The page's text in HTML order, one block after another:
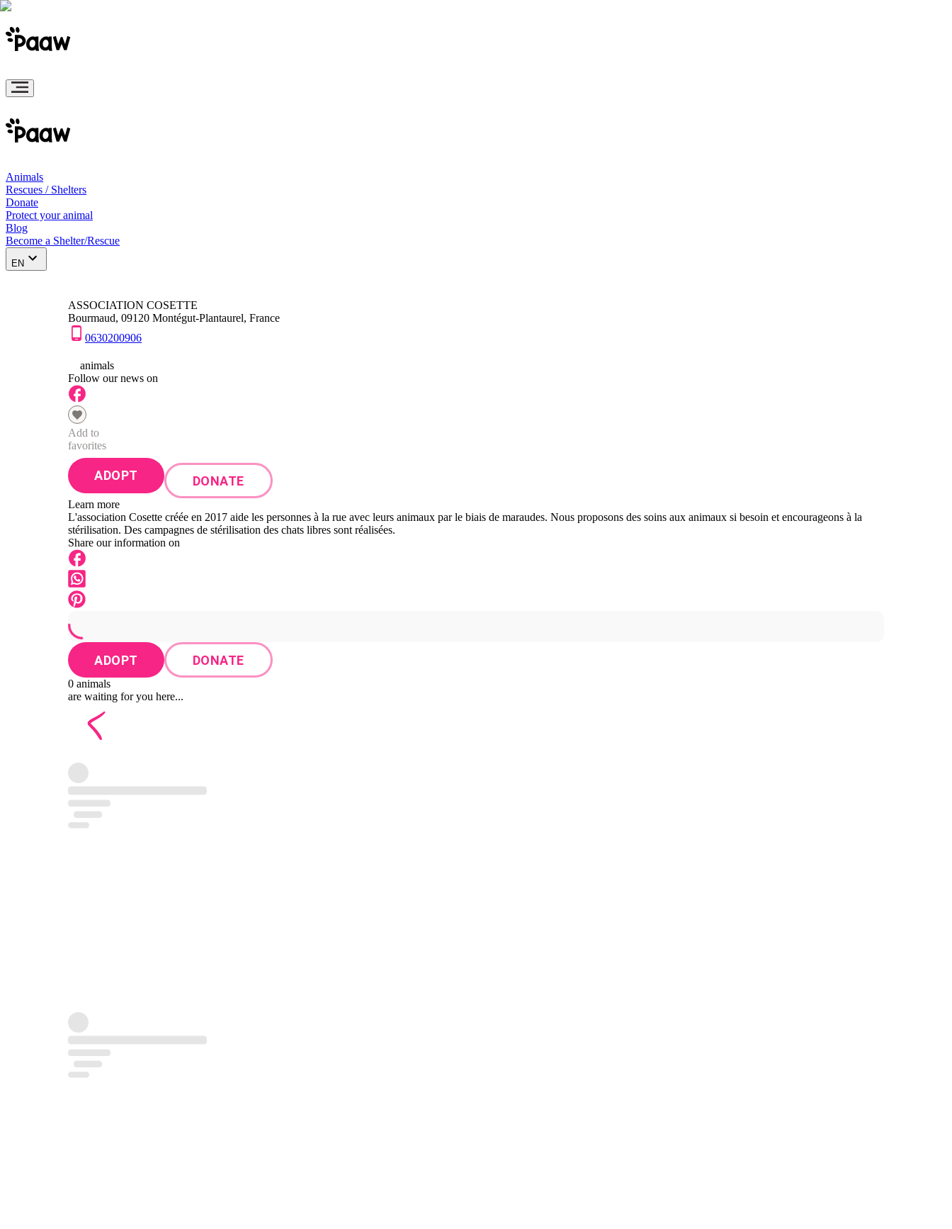
Animals
Rescues / Shelters
Donate
Protect your animal
Blog
Become a Shelter/Rescue
EN
ASSOCIATION COSETTE
Bourmaud, 09120 Montégut-Plantaurel, France
0630200906
animals
Follow our news on
Add to
favorites
ADOPT DONATE
Learn more
L'association Cosette créée en 2017 aide les personnes à la rue avec leurs animaux par le biais de maraudes. Nous proposons des soins aux animaux si besoin et encourageons à la
stérilisation. Des campagnes de stérilisation des chats libres sont réalisées.
Share our information on
ADOPT DONATE
0 animals
are waiting for you here...